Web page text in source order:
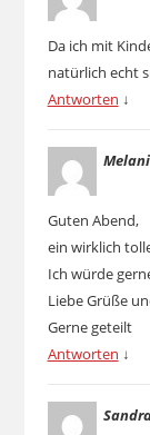
Da ich mit
natürlich echt
Antworten ↓
Guten Abend,
ein wirklich
Ich würde
Liebe Grüße
Gerne geteilt
Antworten ↓